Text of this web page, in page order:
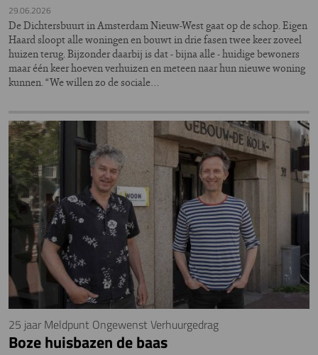
29.06.2026
De Dichtersbuurt in Amsterdam Nieuw-West gaat op de schop. Eigen
Haard sloopt alle woningen en bouwt in drie fasen twee keer zoveel
huizen terug. Bijzonder daarbij is dat - bijna alle - huidige bewoners
maar één keer hoeven verhuizen en meteen naar hun nieuwe woning
kunnen. “We willen zo de sociale…
25 jaar Meldpunt Ongewenst Verhuurgedrag
Boze huisbazen de baas